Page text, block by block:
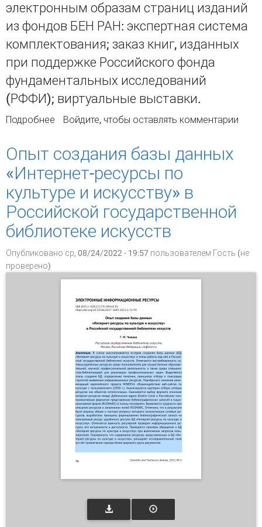
электронным образам страниц изданий
из фондов БЕН РАН: экспертная система
комплектования; заказ книг, изданных
при поддержке Российского фонда
фундаментальных исследований
(РФФИ); виртуальные выставки.
Подробнее о Интернет-системы БЕН РАН - новые сервисы
Войдите, чтобы оставлять комментарии
Опыт создания базы данных
«Интернет-ресурсы по
культуре и искусству» в
Российской государственной
библиотеке искусств
Опубликовано ср, 08/24/2022 - 19:57 пользователем Гость (не
проверено)